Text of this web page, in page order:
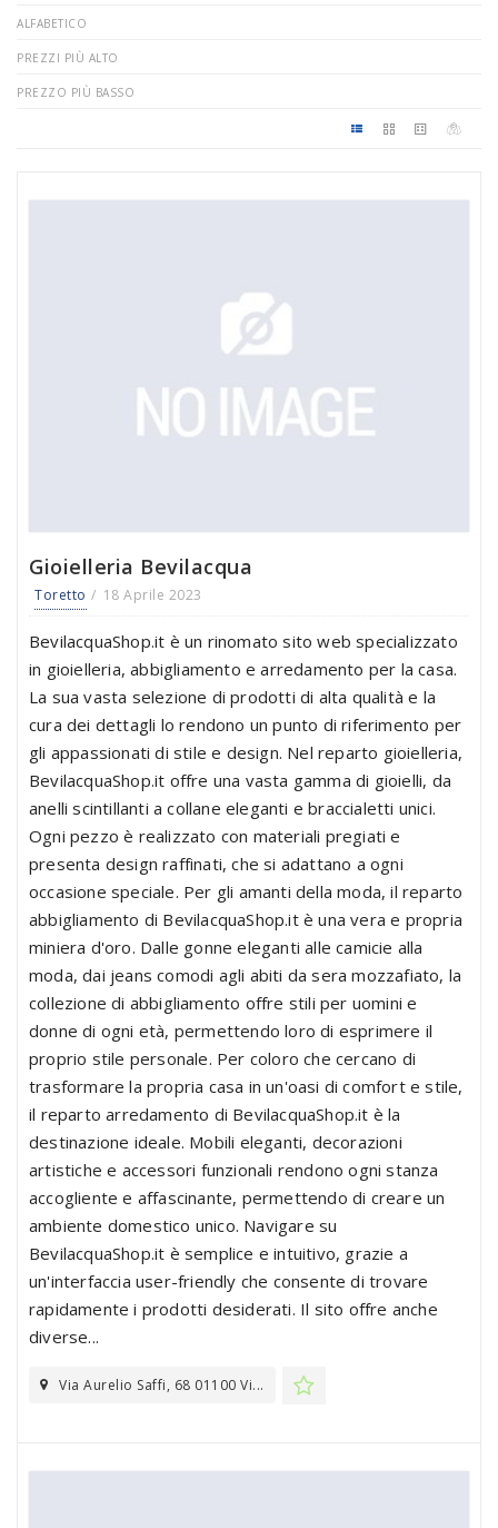
ALFABETICO
PREZZI PIÙ ALTO
PREZZO PIÙ BASSO
Gioielleria Bevilacqua
Toretto 18 Aprile 2023
BevilacquaShop.it è un rinomato sito web specializzato
in gioielleria, abbigliamento e arredamento per la casa.
La sua vasta selezione di prodotti di alta qualità e la
cura dei dettagli lo rendono un punto di riferimento per
gli appassionati di stile e design. Nel reparto gioielleria,
BevilacquaShop.it offre una vasta gamma di gioielli, da
anelli scintillanti a collane eleganti e braccialetti unici.
Ogni pezzo è realizzato con materiali pregiati e
presenta design raffinati, che si adattano a ogni
occasione speciale. Per gli amanti della moda, il reparto
abbigliamento di BevilacquaShop.it è una vera e propria
miniera d'oro. Dalle gonne eleganti alle camicie alla
moda, dai jeans comodi agli abiti da sera mozzafiato, la
collezione di abbigliamento offre stili per uomini e
donne di ogni età, permettendo loro di esprimere il
proprio stile personale. Per coloro che cercano di
trasformare la propria casa in un'oasi di comfort e stile,
il reparto arredamento di BevilacquaShop.it è la
destinazione ideale. Mobili eleganti, decorazioni
artistiche e accessori funzionali rendono ogni stanza
accogliente e affascinante, permettendo di creare un
ambiente domestico unico. Navigare su
BevilacquaShop.it è semplice e intuitivo, grazie a
un'interfaccia user-friendly che consente di trovare
rapidamente i prodotti desiderati. Il sito offre anche
diverse...
Via Aurelio Saffi, 68 01100 Vi...